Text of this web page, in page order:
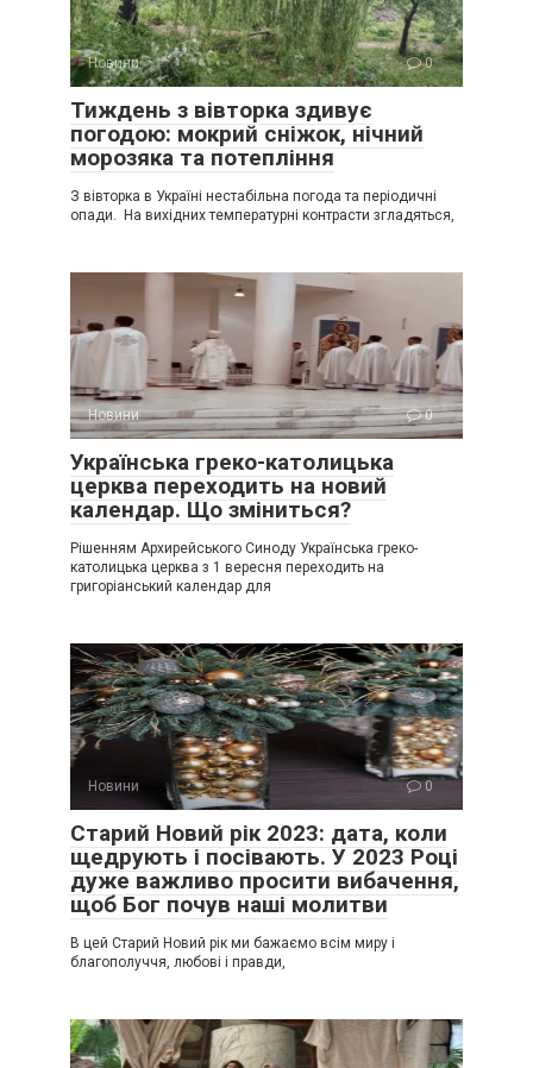
Новини 0
Тиждень з вівторка здивує
погодою: мокрий сніжок, нічний
морозяка та потепління
З вівторка в Україні нестабільна погода та періодичні
опади. На вихідних температурні контрасти згладяться,
Новини 0
Українська греко-католицька
церква переходить на новий
календар. Що зміниться?
Рішенням Архирейського Синоду Українська греко-
католицька церква з 1 вересня переходить на
григоріанський календар для
Новини 0
Старий Новий рік 2023: дата, коли
щедрують і посівають. У 2023 Році
дуже важливо просити вибачення,
щоб Бог почув наші молитви
В цей Старий Новий рік ми бажаємо всім миру і
благополуччя, любові і правди,